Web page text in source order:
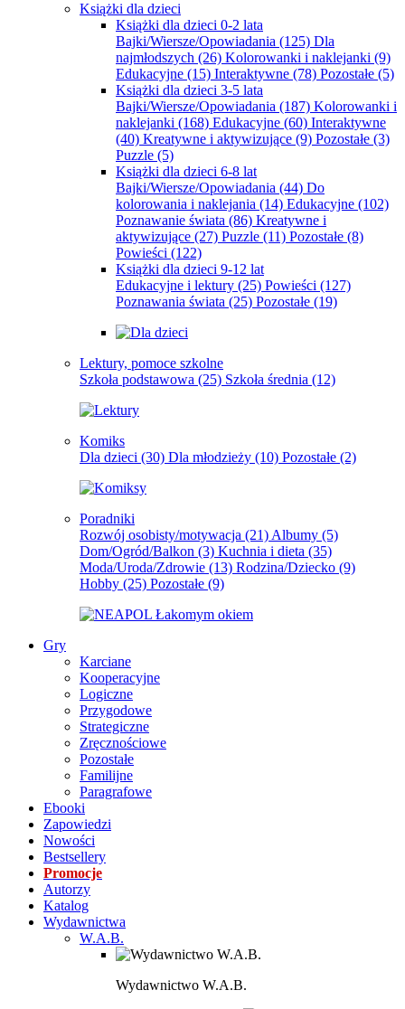
Książki dla dzieci
Książki dla dzieci 0-2 lata
Bajki/Wiersze/Opowiadania (125) Dla
najmłodszych (26) Kolorowanki i naklejanki (9)
Edukacyjne (15) Interaktywne (78) Pozostałe (5)
Książki dla dzieci 3-5 lata
Bajki/Wiersze/Opowiadania (187) Kolorowanki i
naklejanki (168) Edukacyjne (60) Interaktywne
(40) Kreatywne i aktywizujące (9) Pozostałe (3)
Puzzle (5)
Książki dla dzieci 6-8 lat
Bajki/Wiersze/Opowiadania (44) Do
kolorowania i naklejania (14) Edukacyjne (102)
Poznawanie świata (86) Kreatywne i
aktywizujące (27) Puzzle (11) Pozostałe (8)
Powieści (122)
Książki dla dzieci 9-12 lat
Edukacyjne i lektury (25) Powieści (127)
Poznawania świata (25) Pozostałe (19)
Lektury, pomoce szkolne
Szkoła podstawowa (25) Szkoła średnia (12)
Komiks
Dla dzieci (30) Dla młodzieży (10) Pozostałe (2)
Poradniki
Rozwój osobisty/motywacja (21) Albumy (5)
Dom/Ogród/Balkon (3) Kuchnia i dieta (35)
Moda/Uroda/Zdrowie (13) Rodzina/Dziecko (9)
Hobby (25) Pozostałe (9)
Gry
Karciane
Kooperacyjne
Logiczne
Przygodowe
Strategiczne
Zręcznościowe
Pozostałe
Familijne
Paragrafowe
Ebooki
Zapowiedzi
Nowości
Bestsellery
Promocje
Autorzy
Katalog
Wydawnictwa
W.A.B.
Wydawnictwo W.A.B.